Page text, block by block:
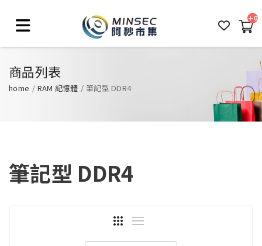
0
商品列表
home RAM 記憶體 筆記型 DDR4
筆記型 DDR4